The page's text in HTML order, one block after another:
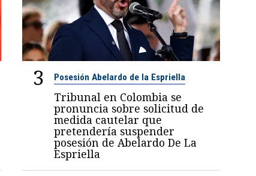
3 Posesión Abelardo de la Espriella
Tribunal en Colombia se
pronuncia sobre solicitud de
medida cautelar que
pretendería suspender
posesión de Abelardo De La
Espriella